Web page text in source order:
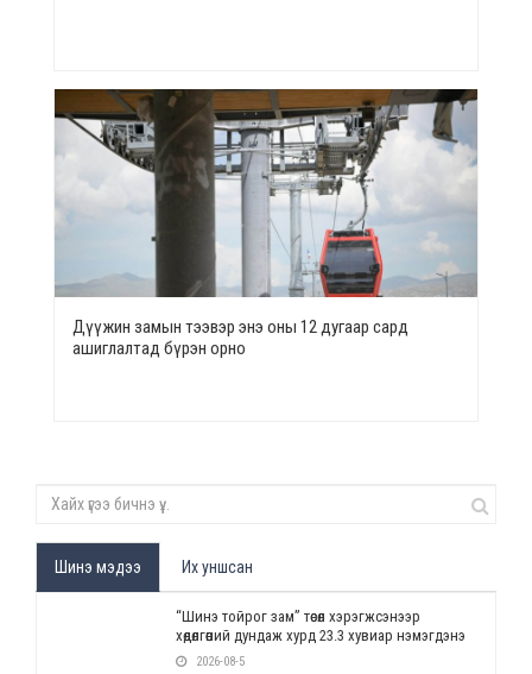
Дүүжин замын тээвэр энэ оны 12 дугаар сард
ашиглалтад бүрэн орно
Шинэ мэдээ Их уншсан
“Шинэ тойрог зам” төсөл хэрэгжсэнээр
хөдөлгөөний дундаж хурд 23.3 хувиар нэмэгдэнэ
2026-08-5